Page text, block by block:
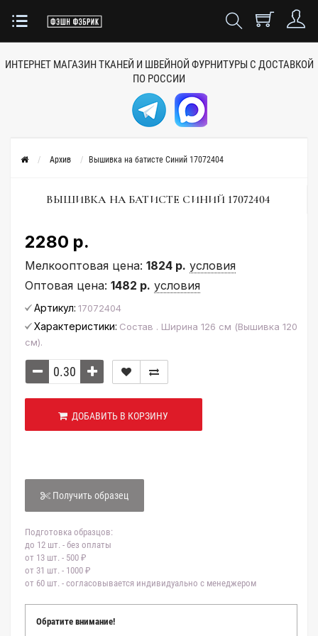
ИНТЕРНЕТ МАГАЗИН ТКАНЕЙ И ШВЕЙНОЙ ФУРНИТУРЫ С ДОСТАВКОЙ
ПО РОССИИ
Архив Вышивка на батисте Синий 17072404
ВЫШИВКА НА БАТИСТЕ СИНИЙ 17072404
2280 р.
Мелкооптовая цена: 1824 р. условия
Оптовая цена: 1482 р. условия
Артикул: 17072404
Характеристики: Состав . Ширина 126 см (Вышивка 120
см).
ДОБАВИТЬ В КОРЗИНУ
Получить образец
Подготовка образцов:
до 12 шт. - без оплаты
от 13 шт. - 500 ₽
от 31 шт. - 1000 ₽
от 60 шт. - согласовывается индивидуально с менеджером
Обратите внимание!